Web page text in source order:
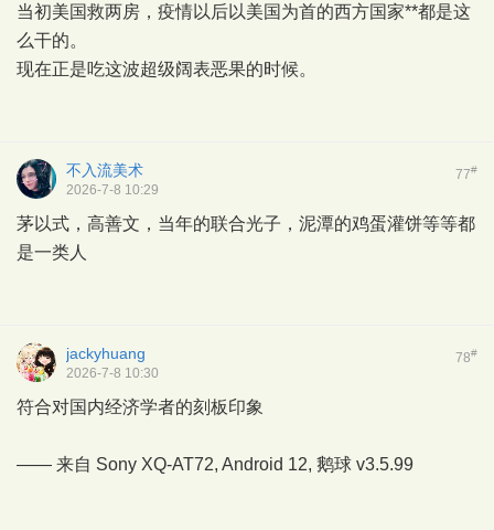
当初美国救两房，疫情以后以美国为首的西方国家**都是这
么干的。
现在正是吃这波超级阔表恶果的时候。
77#
不入流美术
2026-7-8 10:29
茅以式，高善文，当年的联合光子，泥潭的鸡蛋灌饼等等都
是一类人
78#
jackyhuang
2026-7-8 10:30
符合对国内经济学者的刻板印象
—— 来自 Sony XQ-AT72, Android 12, 鹅球 v3.5.99